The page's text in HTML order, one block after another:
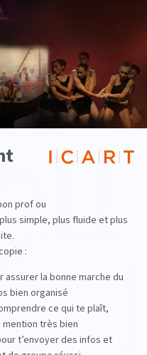
capitale des